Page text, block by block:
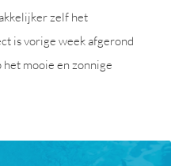
zelf het
is vorige week afgerond
het mooie en zonnige